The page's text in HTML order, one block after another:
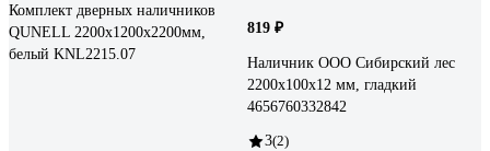
Комплект дверных наличников
QUNELL 2200x1200x2200мм,
белый KNL2215.07
819 ₽
Наличник ООО Сибирский лес
2200х100х12 мм, гладкий
4656760332842
3(2)